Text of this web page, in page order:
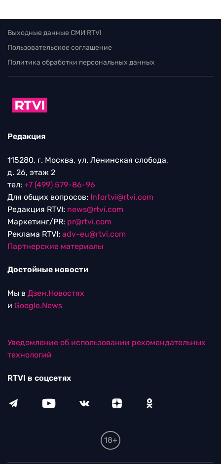
Выходные данные СМИ RTVI
Пользовательское соглашение
Политика обработки персональных данных
Редакция
115280, г. Москва, ул. Ленинская слобода,
д. 26, этаж 2
тел: +7 (499) 579-86-96
Для общих вопросов: Infortvi@rtvi.com
Редакция RTVI: news@rtvi.com
Маркетинг/PR: pr@rtvi.com
Реклама RTVI: adv-eu@rtvi.com
Партнерские материалы
Достойные новости
Мы в Дзен.Новостях
и Google.News
Уведомление об использовании рекомендательных
технологий
RTVI в соцсетях
18+